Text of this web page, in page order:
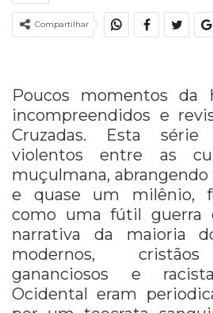
Compartilhar
Poucos momentos da
incompreendidos e
Cruzadas. Esta
violentos entre as
muçulmana,
e quase um milênio,
como uma fútil guerra
narrativa da maioria
modernos, cristãos
gananciosos e
Ocidental eram